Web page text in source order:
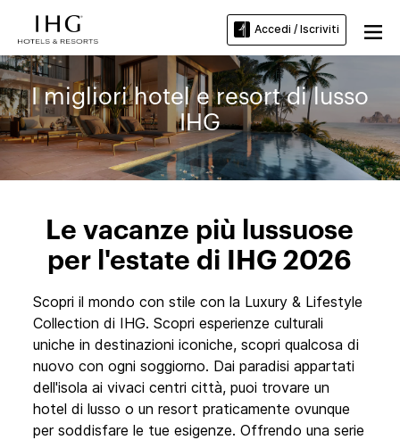
Accedi / Iscriviti
I migliori hotel e resort di lusso
IHG
Le vacanze più lussuose
per l'estate di IHG 2026
Scopri il mondo con stile con la Luxury & Lifestyle
Collection di IHG. Scopri esperienze culturali
uniche in destinazioni iconiche, scopri qualcosa di
nuovo con ogni soggiorno. Dai paradisi appartati
dell'isola ai vivaci centri città, puoi trovare un
hotel di lusso o un resort praticamente ovunque
per soddisfare le tue esigenze. Offrendo una serie